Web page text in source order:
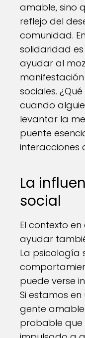
amable, sino
reflejo del
comunidad.
solidaridad
ayudar al
sociales.
cuando
levantar la
puente
interacciones
La
social
El contexto
ayudar
La psicología
puede verse
Si estamos
gente
probable que